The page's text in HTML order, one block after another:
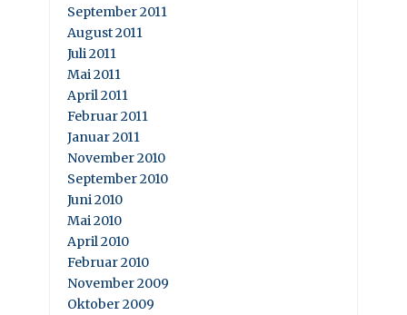
September 2011
August 2011
Juli 2011
Mai 2011
April 2011
Februar 2011
Januar 2011
November 2010
September 2010
Juni 2010
Mai 2010
April 2010
Februar 2010
November 2009
Oktober 2009